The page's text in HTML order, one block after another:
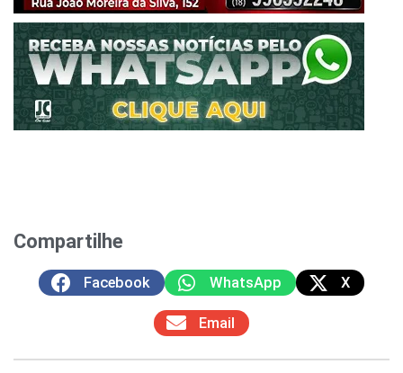
Compartilhe
Facebook WhatsApp X
Email